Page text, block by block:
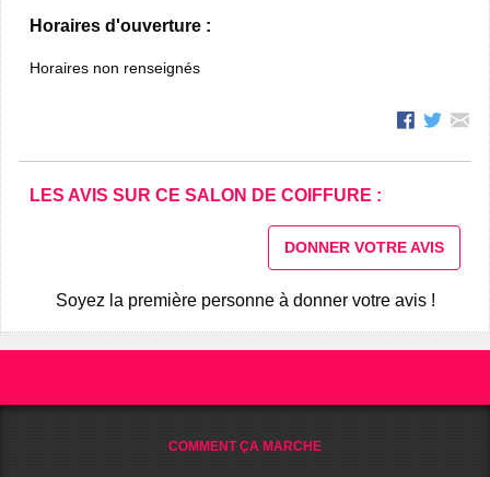
Horaires d'ouverture :
Horaires non renseignés
LES AVIS SUR CE SALON DE COIFFURE :
DONNER VOTRE AVIS
Soyez la première personne à donner votre avis !
COMMENT ÇA MARCHE